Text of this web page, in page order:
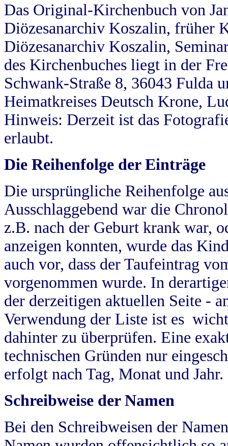
Das Original-Kirchenbuch von
Diözesanarchiv Koszalin, früher
Diözesanarchiv Koszalin,
des Kirchenbuches liegt in der
Schwank-Straße 8, 36043 Fulda
Heimatkreises Deutsch Krone,
Hinweis: Derzeit ist das
erlaubt.
Die Reihenfolge der Einträge
Die ursprüngliche Reihenfolge
Ausschlaggebend war die
z.B. nach der Geburt krank war,
anzeigen konnten, wurde das
auch vor, dass der Taufeintrag
vorgenommen wurde. In
der derzeitigen aktuellen Seite -
Verwendung der Liste ist es
dahinter zu überprüfen. Eine
technischen Gründen nur
erfolgt nach Tag, Monat und Jahr.
Schreibweise der Namen
Bei den Schreibweisen der